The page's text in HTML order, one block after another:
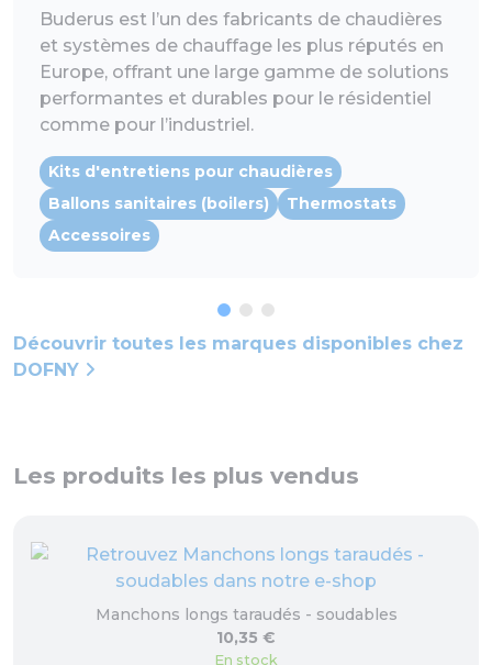
Buderus est l’un des fabricants de chaudières
et systèmes de chauffage les plus réputés en
Europe, offrant une large gamme de solutions
performantes et durables pour le résidentiel
comme pour l’industriel.
Kits d'entretiens pour chaudières
Ballons sanitaires (boilers)
Thermostats
Accessoires
Découvrir toutes les marques disponibles chez
DOFNY
Les produits les plus vendus
Manchons longs taraudés - soudables
10,35 €
En stock